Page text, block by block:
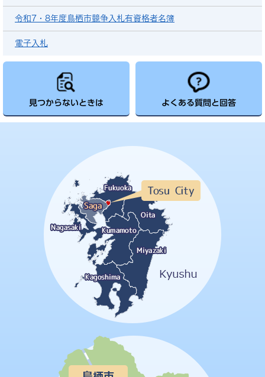
令和7・8年度鳥栖市競争入札有資格者名簿
電子入札
見つからないときは よくある質問と回答